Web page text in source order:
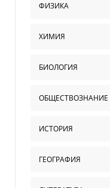
ФИЗИКА
ХИМИЯ
БИОЛОГИЯ
ОБЩЕСТВОЗНАНИЕ
ИСТОРИЯ
ГЕОГРАФИЯ